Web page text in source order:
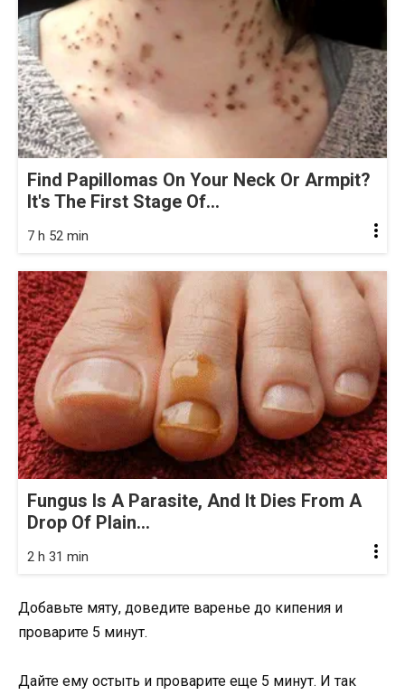
Find Papillomas On Your Neck Or Armpit?
It's The First Stage Of...
7 h 52 min
Fungus Is A Parasite, And It Dies From A
Drop Of Plain...
2 h 31 min
Добавьте мяту, доведите варенье до кипения и
проварите 5 минут.
Дайте ему остыть и проварите еще 5 минут. И так